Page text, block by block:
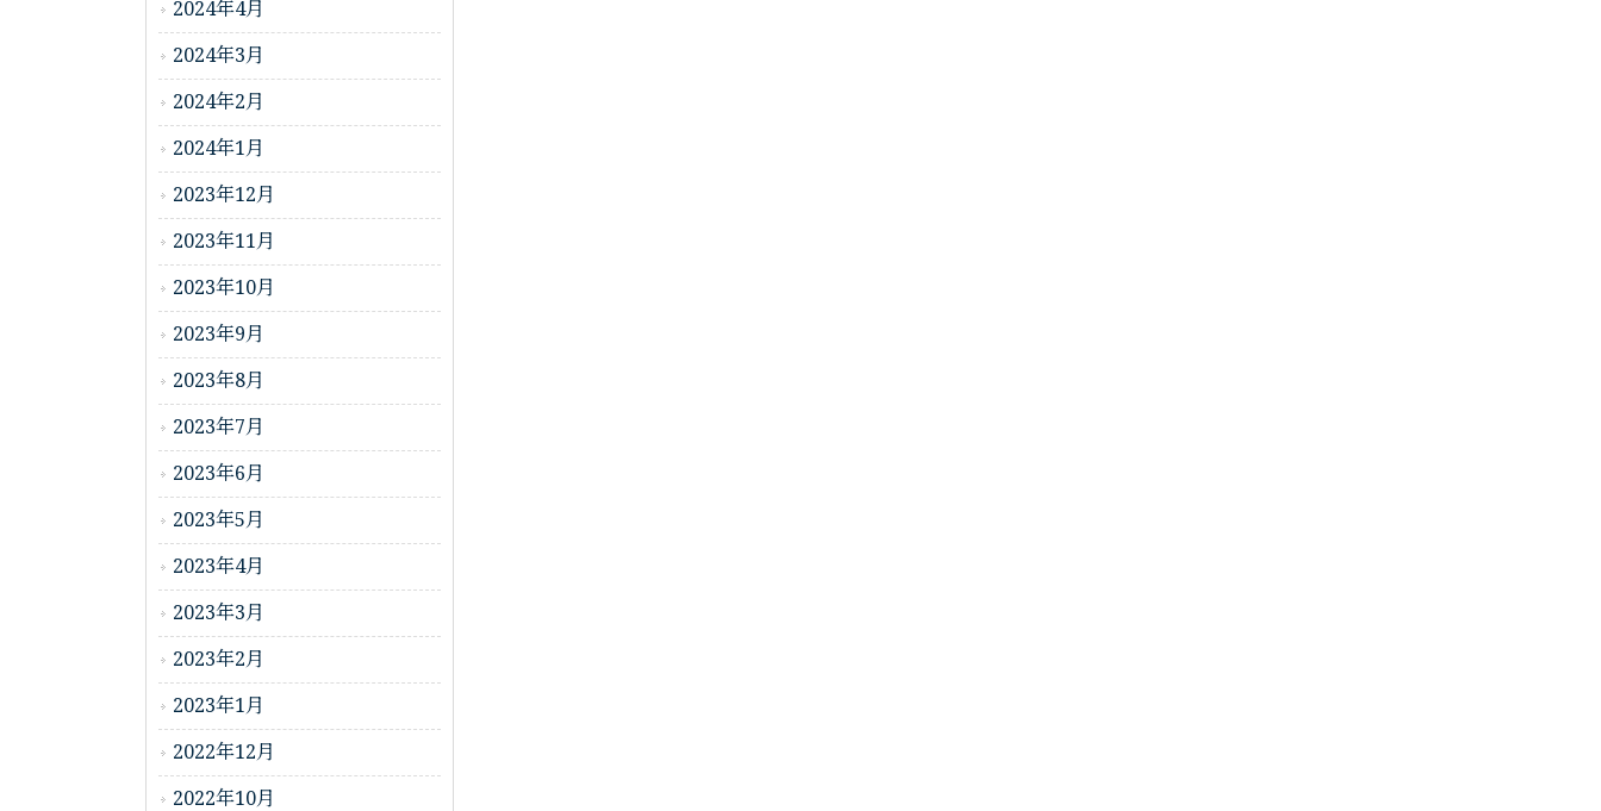
2024年4月
2024年3月
2024年2月
2024年1月
2023年12月
2023年11月
2023年10月
2023年9月
2023年8月
2023年7月
2023年6月
2023年5月
2023年4月
2023年3月
2023年2月
2023年1月
2022年12月
2022年10月